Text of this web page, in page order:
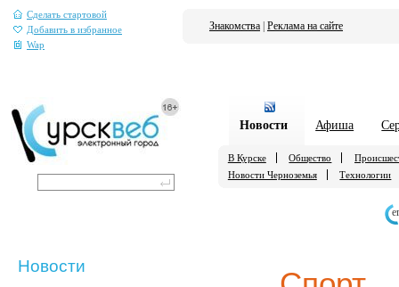
Сделать стартовой
Добавить в избранное
Wap
Знакомства Реклама на сайте
Новости Афиша
В Курске Общество
Новости Черноземья
Технологии
Новости